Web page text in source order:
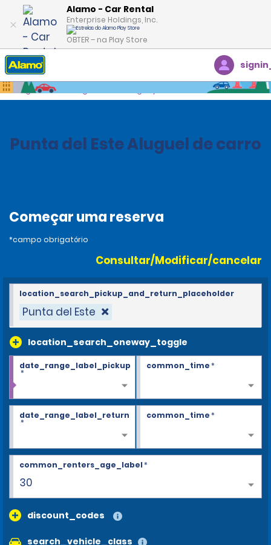
Alamo - Car Rental
Enterprise Holdings, Inc.
OBTER – na Play Store
Página inicial
Punta del Este Aluguel de carro
Começar uma reserva
*campo obrigatório
Consultar/Modificar/cancelar
Punta del Este
location_search_oneway_toggle
location_search_pickup_and_return_placeholder
date_range_label_pickup
*
common_time*
date_range_label_return
*
common_time*
30
common_renters_age_label*
discount_codes
search_vehicle_class